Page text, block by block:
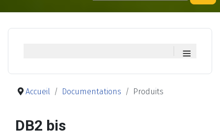
≡
Accueil Documentations Produits
DB2 bis